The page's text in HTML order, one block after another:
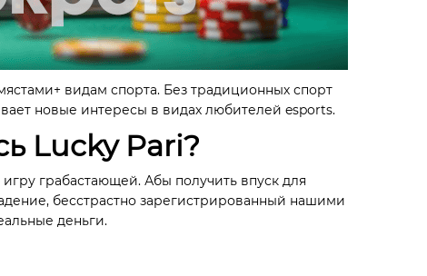
видам спорта. Без традиционных спорт
новые интересы в видах любителей esports.
Lucky Pari?
грабастающей. Абы получить впуск для
бесстрастно зарегистрированный нашими
деньги.